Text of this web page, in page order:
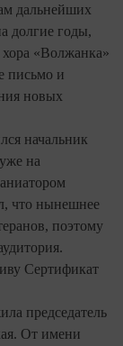
дальнейших
долгие годы,
«Волжанка»
письмо и
новых
начальник
на
что нынешнее
поэтому
Сертификат
председатель
От имени